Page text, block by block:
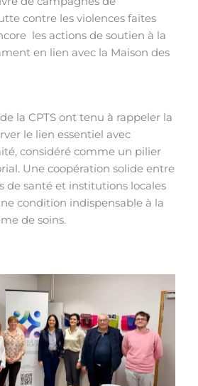
contre les violences faites
les actions de soutien à la
en lien avec la Maison des
la CPTS ont tenu à rappeler la
le lien essentiel avec
considéré comme un pilier
Une coopération solide entre
de santé et institutions locales
condition indispensable à la
de soins.